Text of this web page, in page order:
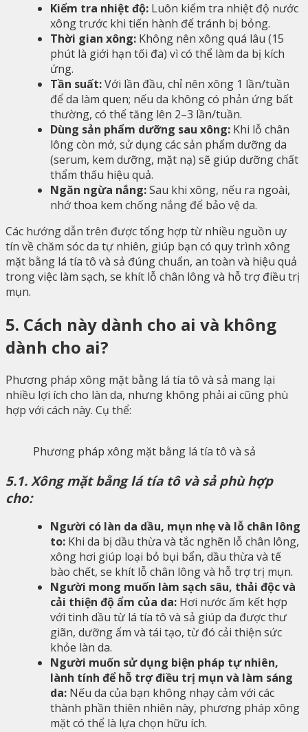
Kiểm tra nhiệt độ: Luôn kiểm tra nhiệt độ nước
xông trước khi tiến hành để tránh bị bỏng.
Thời gian xông: Không nên xông quá lâu (15
phút là giới hạn tối đa) vì có thể làm da bị kích
ứng.
Tần suất:Với lần đầu, chỉ nên xông 1 lần/tuần
để da làm quen; nếu da không có phản ứng bất
thường, có thể tăng lên 2–3 lần/tuần.
Dùng sản phẩm dưỡng sau xông: Khi lỗ chân
lông còn mở, sử dụng các sản phẩm dưỡng da
(serum, kem dưỡng, mặt nạ) sẽ giúp dưỡng chất
thẩm thấu hiệu quả.
Ngăn ngừa nắng:Sau khi xông, nếu ra ngoài,
nhớ thoa kem chống nắng để bảo vệ da.
Các hướng dẫn trên được tổng hợp từ nhiều nguồn uy
tín về chăm sóc da tự nhiên, giúp bạn có quy trình xông
mặt bằng lá tía tô và sả đúng chuẩn, an toàn và hiệu quả
trong việc làm sạch, se khít lỗ chân lông và hỗ trợ điều trị
mụn.
5. Cách này dành cho ai và không
dành cho ai?
Phương pháp xông mặt bằng lá tía tô và sả mang lại
nhiều lợi ích cho làn da, nhưng không phải ai cũng phù
hợp với cách này. Cụ thể:
Phương pháp xông mặt bằng lá tía tô và sả
5.1. Xông mặt bằng lá tía tô và sả phù hợp
cho:
Người có làn da dầu, mụn nhẹ và lỗ chân lông
to: Khi da bị dầu thừa và tắc nghẽn lỗ chân lông,
xông hơi giúp loại bỏ bụi bẩn, dầu thừa và tế
bào chết, se khít lỗ chân lông và hỗ trợ trị mụn.
Người mong muốn làm sạch sâu, thải độc và
cải thiện độ ẩm của da: Hơi nước ấm kết hợp
với tinh dầu từ lá tía tô và sả giúp da được thư
giãn, dưỡng ẩm và tái tạo, từ đó cải thiện sức
khỏe làn da.
Người muốn sử dụng biện pháp tự nhiên,
lành tính để hỗ trợ điều trị mụn và làm sáng
da: Nếu da của bạn không nhạy cảm với các
thành phần thiên nhiên này, phương pháp xông
mặt có thể là lựa chọn hữu ích.